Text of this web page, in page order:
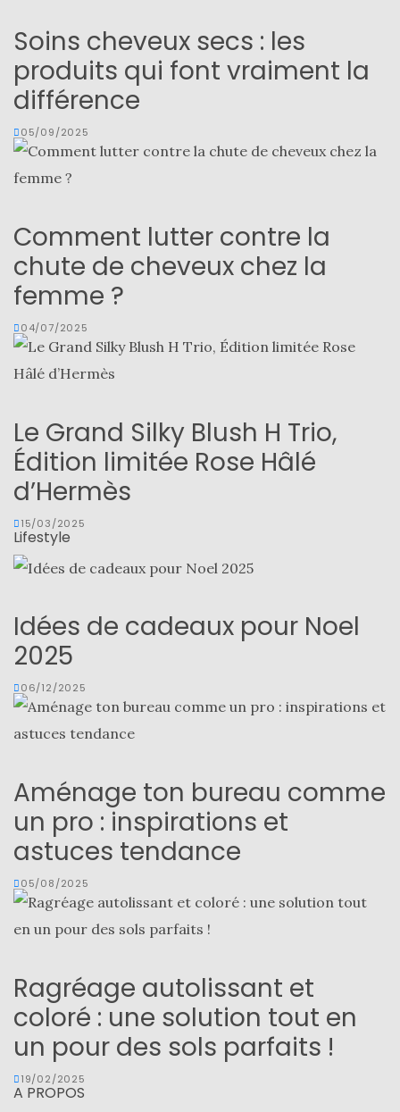
Soins cheveux secs : les
produits qui font vraiment la
différence
05/09/2025
Comment lutter contre la
chute de cheveux chez la
femme ?
04/07/2025
Le Grand Silky Blush H Trio,
Édition limitée Rose Hâlé
d’Hermès
15/03/2025
Lifestyle
Idées de cadeaux pour Noel
2025
06/12/2025
Aménage ton bureau comme
un pro : inspirations et
astuces tendance
05/08/2025
Ragréage autolissant et
coloré : une solution tout en
un pour des sols parfaits !
19/02/2025
A PROPOS